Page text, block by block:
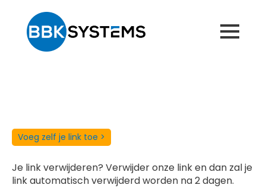
Voeg zelf je link toe >
Je link verwijderen? Verwijder onze link en dan zal je
link automatisch verwijderd worden na 2 dagen.